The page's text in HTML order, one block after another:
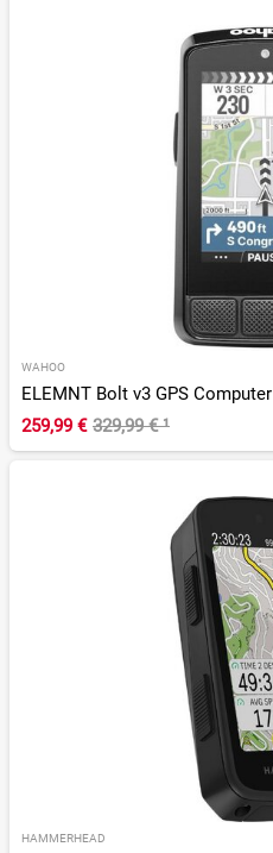
WAHOO
ELEMNT Bolt v3 GPS Computer
259,99 € 329,99 €¹
HAMMERHEAD